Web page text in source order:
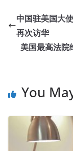
中国驻美国大
再次访华
美国最高法院
You